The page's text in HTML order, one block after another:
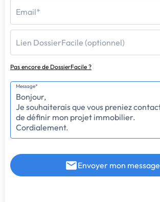
Email*
Lien DossierFacile (optionnel)
Pas encore de DossierFacile ?
Message*
Envoyer mon message